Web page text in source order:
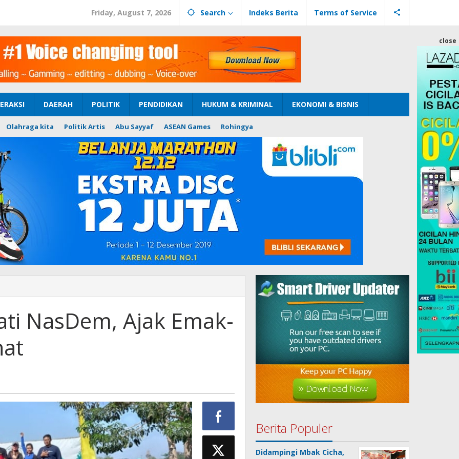
Friday, August 7, 2026 Search Indeks Berita Terms of Service
DAERAH POLITIK PENDIDIKAN HUKUM & KRIMINAL EKONOMI & BISNIS
Olahraga kita Politik Artis Abu Sayyaf ASEAN Games Rohingya
close
NasDem, Ajak Emak-
Berita Populer
Didampingi Mbak Cicha,